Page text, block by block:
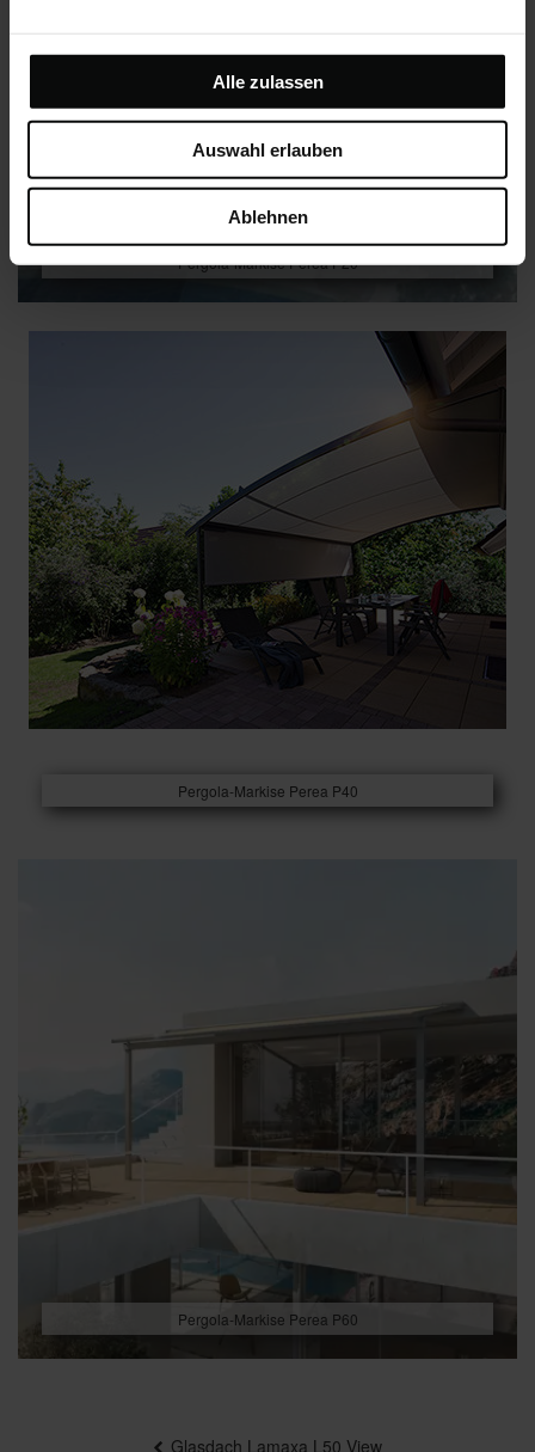
Alle zulassen
Auswahl erlauben
Ablehnen
Pergola-Markise Perea P20
Pergola-Markise Perea P40
Pergola-Markise Perea P60
Glasdach Lamaxa L50 View